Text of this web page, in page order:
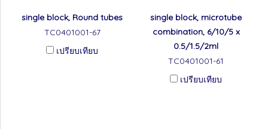
single block, Round tubes
TC0401001-67
เปรียบเทียบ
single block, microtube
combination, 6/10/5 x
0.5/1.5/2ml
TC0401001-61
เปรียบเทียบ